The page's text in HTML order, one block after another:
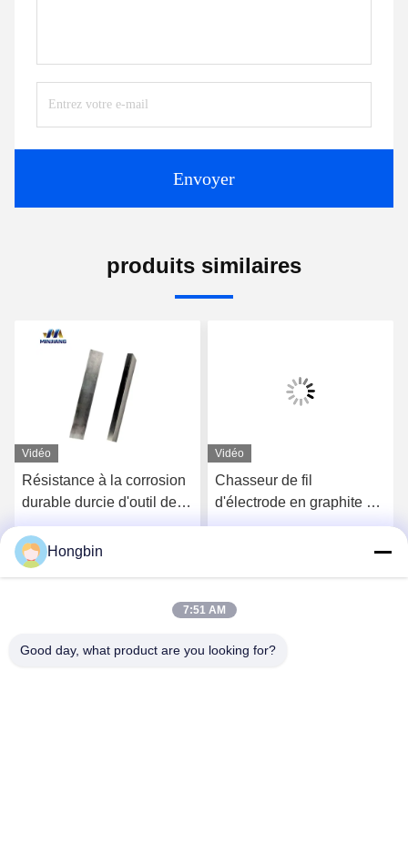
Envoyer
produits similaires
Vidéo
Résistance à la corrosion
durable durcie d'outil de
filetage de carbure de
précision en métal
Vidéo
Chasseur de fil
d'électrode en graphite de
carbure de tungstène
Hongbin
7:51 AM
Good day, what product are you looking for?